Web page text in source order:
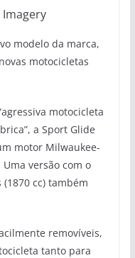
Imagery
modelo da marca,
motocicletas
motocicleta
a Sport Glide
motor Milwaukee-
versão com o
cc) também
removíveis,
tanto para